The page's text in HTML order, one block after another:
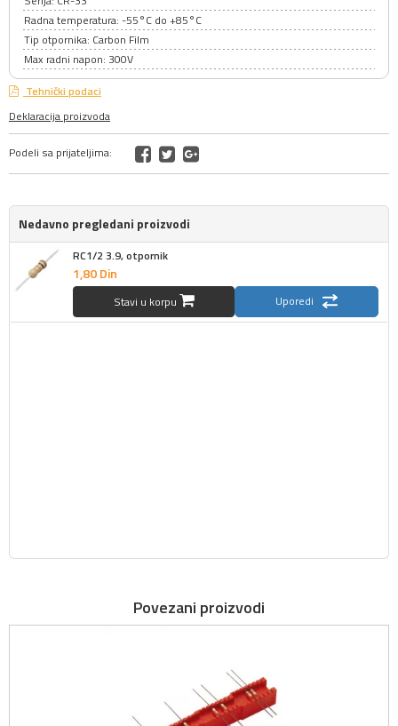
Radna temperatura: -55°C do +85°C
Tip otpornika: Carbon Film
Max radni napon: 300V
Tehnički podaci
Deklaracija proizvoda
Podeli sa prijateljima:
Nedavno pregledani proizvodi
RC1/2 3.9, otpornik
1,80Din
Stavi u korpu Uporedi
Povezani proizvodi